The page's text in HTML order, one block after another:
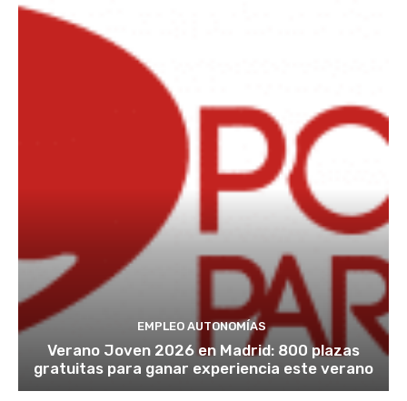
EMPLEO AUTONOMÍAS
Verano Joven 2026 en Madrid: 800 plazas
gratuitas para ganar experiencia este verano